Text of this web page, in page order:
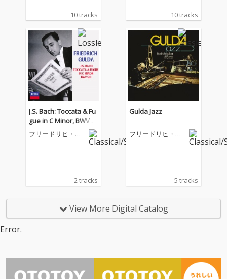
10 tracks 10 tracks
J.S. Bach: Toccata & Fu
gue in C Minor, BWV 9
11
フリードリヒ・グ
2 tracks
Gulda Jazz
フリードリヒ・グ
5 tracks
View More Digital Catalog
Error.